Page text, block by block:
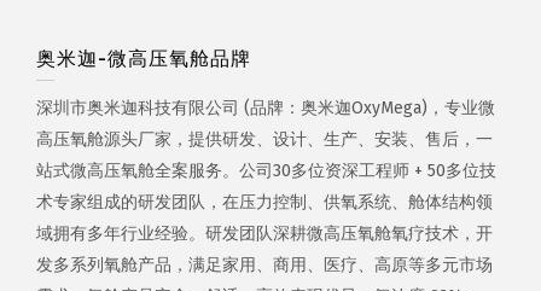
奥米迦-微高压氧舱品牌
深圳市奥米迦科技有限公司 (品牌：奥米迦OxyMega)，专业微
高压氧舱源头厂家，提供研发、设计、生产、安装、售后，一
站式微高压氧舱全案服务。公司30多位资深工程师 + 50多位技
术专家组成的研发团队，在压力控制、供氧系统、舱体结构领
域拥有多年行业经验。研发团队深耕微高压氧舱氧疗技术，开
发多系列氧舱产品，满足家用、商用、医疗、高原等多元市场